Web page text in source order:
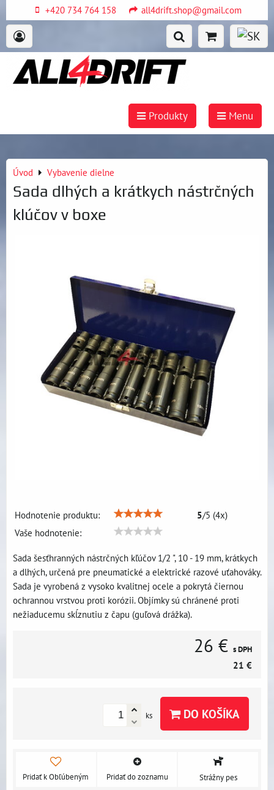
+420 734 764 158 all4drift.shop@gmail.com
Produkty Menu
Úvod Vybavenie dielne
Sada dlhých a krátkych nástrčných
klúčov v boxe
Hodnotenie produktu: 5/5 (4x)
Vaše hodnotenie:
Sada šesťhranných nástrčných kľúčov 1/2 ", 10 - 19 mm, krátkych
a dlhých, určená pre pneumatické a elektrické razové uťahováky.
Sada je vyrobená z vysoko kvalitnej ocele a pokrytá čiernou
ochrannou vrstvou proti korózii. Objímky sú chránené proti
nežiaducemu skĺznutiu z čapu (guľová drážka).
26 € s DPH
21 €
ks DO KOŠÍKA
Pridať k Obľúbeným Pridať do zoznamu Strážny pes